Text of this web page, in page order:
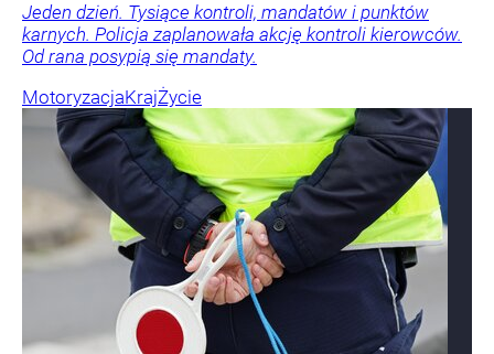
Jeden dzień. Tysiące kontroli, mandatów i punktów
karnych. Policja zaplanowała akcję kontroli kierowców.
Od rana posypią się mandaty.
MotoryzacjaKrajŻycie